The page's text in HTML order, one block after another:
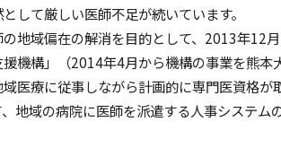
して厳しい医師不足が続いています。
地域偏在の解消を目的として、2013年12
援機構」（2014年4月から機構の事業を熊
医療に従事しながら計画的に専門医資格
地域の病院に医師を派遣する人事システ